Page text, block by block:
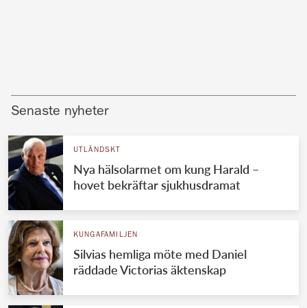
Senaste nyheter
UTLÄNDSKT
Nya hälsolarmet om kung Harald –
hovet bekräftar sjukhusdramat
KUNGAFAMILJEN
Silvias hemliga möte med Daniel
räddade Victorias äktenskap